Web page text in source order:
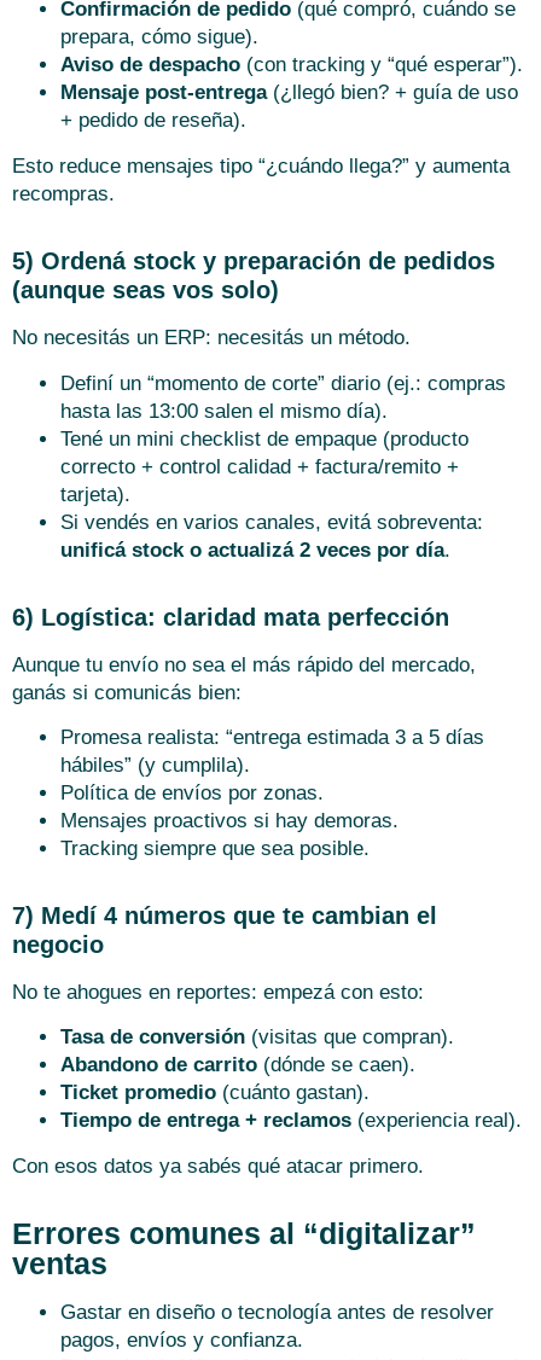
Confirmación de pedido (qué compró, cuándo se
prepara, cómo sigue).
Aviso de despacho (con tracking y “qué esperar”).
Mensaje post-entrega(¿llegó bien? + guía de uso
+ pedido de reseña).
Esto reduce mensajes tipo “¿cuándo llega?” y aumenta
recompras.
5) Ordená stock y preparación de pedidos
(aunque seas vos solo)
No necesitás un ERP: necesitás un método.
Definí un “momento de corte” diario (ej.: compras
hasta las 13:00 salen el mismo día).
Tené un mini checklist de empaque (producto
correcto + control calidad + factura/remito +
tarjeta).
Si vendés en varios canales, evitá sobreventa:
unificá stock o actualizá 2 veces por día.
6) Logística: claridad mata perfección
Aunque tu envío no sea el más rápido del mercado,
ganás si comunicás bien:
Promesa realista: “entrega estimada 3 a 5 días
hábiles” (y cumplila).
Política de envíos por zonas.
Mensajes proactivos si hay demoras.
Tracking siempre que sea posible.
7) Medí 4 números que te cambian el
negocio
No te ahogues en reportes: empezá con esto:
Tasa de conversión (visitas que compran).
Abandono de carrito (dónde se caen).
Ticket promedio (cuánto gastan).
Tiempo de entrega + reclamos (experiencia real).
Con esos datos ya sabés qué atacar primero.
Errores comunes al “digitalizar”
ventas
Gastar en diseño o tecnología antes de resolver
pagos, envíos y confianza.